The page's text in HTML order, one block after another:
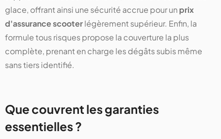
glace, offrant ainsi une sécurité accrue pour un prix
d'assurance scooterlégèrement supérieur. Enfin, la
formule tous risques propose la couverture la plus
complète, prenant en charge les dégâts subis même
sans tiers identifié.
Que couvrent les garanties
essentielles ?